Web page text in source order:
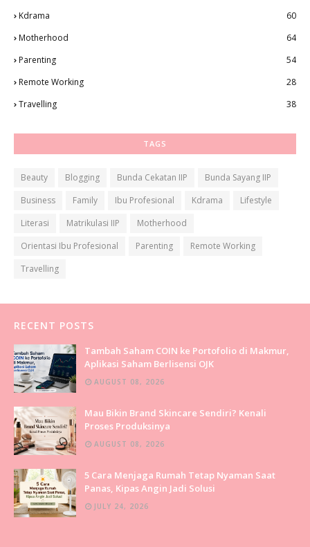
Kdrama
60
Motherhood
64
Parenting
54
Remote Working
28
Travelling
38
TAGS
Beauty Blogging Bunda Cekatan IIP
Bunda Sayang IIP
Business
Family Ibu Profesional Kdrama
Lifestyle
Literasi
Matrikulasi IIP
Motherhood
Orientasi Ibu Profesional
Parenting
Remote Working
Travelling
RECENT POSTS
Tambah Saham COIN ke Portofolio di Makmur,
Aplikasi Saham Berlisensi OJK
AUGUST 08, 2026
Mau Bikin Brand Skincare Sendiri? Kenali
Proses Produksinya
AUGUST 08, 2026
5 Cara Menjaga Rumah Tetap Nyaman Saat
Panas, Kipas Angin Jadi Solusi
JULY 24, 2026